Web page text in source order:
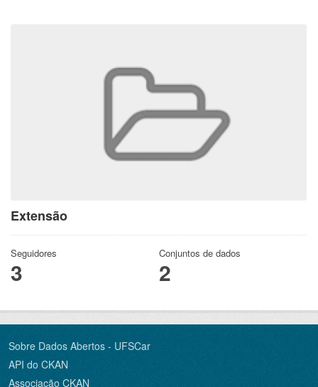
Extensão
Seguidores
3
Conjuntos de dados
2
Sobre Dados Abertos - UFSCar
API do CKAN
Associação CKAN